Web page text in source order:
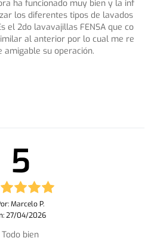
ha funcionado muy bien y la inf
los diferentes tipos de lavados
el 2do lavavajillas FENSA que co
al anterior por lo cual me re
amigable su operación.
5
Marcelo P.
27/04/2026
Todo bien